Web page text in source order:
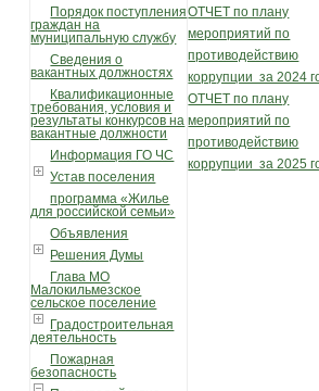
Порядок поступления
граждан на
муниципальную службу
Сведения о
вакантных должностях
Квалификационные
требования, условия и
результаты конкурсов на
вакантные должности
Информация ГО ЧС
Устав поселения
программа «Жилье
для российской семьи»
Объявления
Решения Думы
Глава МО
Малокильмезское
сельское поселение
Градостроительная
деятельность
Пожарная
безопасность
ОТЧЕТ по плану
мероприятий по
противодействию
коррупции за 2024
ОТЧЕТ по плану
мероприятий по
противодействию
коррупции за 2025